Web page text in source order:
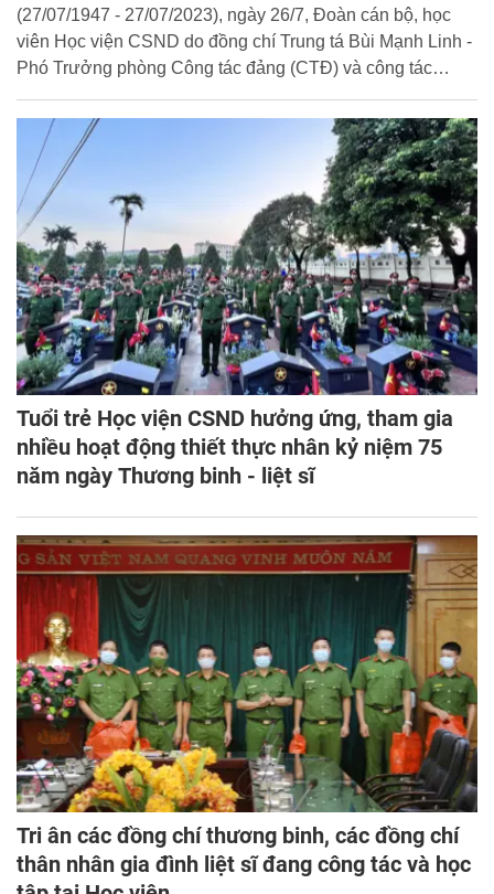
(27/07/1947 - 27/07/2023), ngày 26/7, Đoàn cán bộ, học
viên Học viện CSND do đồng chí Trung tá Bùi Mạnh Linh -
Phó Trưởng phòng Công tác đảng (CTĐ) và công tác
dâng hoa tưởng niệm các anh hùng liệt sĩ tại Nghĩa trang
Liệt sĩ thành phố Hà Nội.
Tuổi trẻ Học viện CSND hưởng ứng, tham gia
nhiều hoạt động thiết thực nhân kỷ niệm 75
năm ngày Thương binh - liệt sĩ
Tri ân các đồng chí thương binh, các đồng chí
thân nhân gia đình liệt sĩ đang công tác và học